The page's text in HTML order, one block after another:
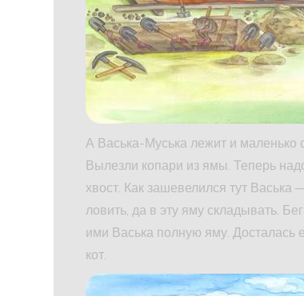
А Васька-Муська лежит и маленько
Вылезли копари из ямы. Теперь
хвост. Как зашевелился тут
ловить, да в эту яму складывать.
ими Васька полную яму. Досталась
кот.